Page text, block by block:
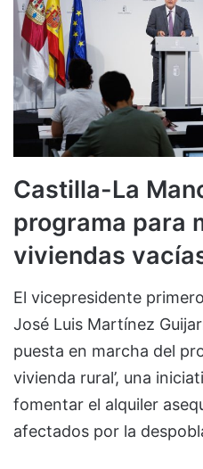
Castilla-La
programa para
viviendas
El vicepresidente
José Luis Martínez
puesta en marcha del
vivienda rural’, una
fomentar el alquiler
afectados por la